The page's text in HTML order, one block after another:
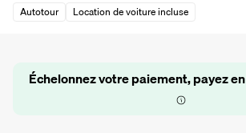
Autotour Location de voiture incluse
Échelonnez votre paiement, payez en